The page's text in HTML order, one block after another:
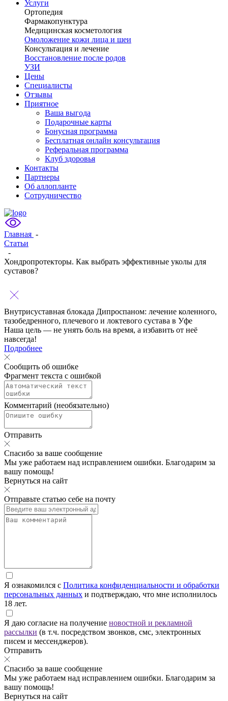
Услуги
Ортопедия
Фармакопунктура
Медицинская косметология
Омоложение кожи лица и шеи
Консультация и лечение
Восстановление после родов
УЗИ
Цены
Специалисты
Отзывы
Приятное
Ваша выгода
Подарочные карты
Бонусная программа
Бесплатная онлайн консультация
Реферальная программа
Клуб здоровья
Контакты
Партнеры
Об аллопланте
Сотрудничество
Главная -
Статьи
-
Хондропротекторы. Как выбрать эффективные уколы для
суставов?
Внутрисуставная блокада Дипроспаном: лечение коленного,
тазобедренного, плечевого и локтевого сустава в Уфе
Наша цель — не унять боль на время, а избавить от неё
навсегда!
Подробнее
Сообщить об ошибке
Фрагмент текста с ошибкой
Комментарий (необязательно)
Отправить
Спасибо за ваше сообщение
Мы уже работаем над исправлением ошибки. Благодарим за
вашу помощь!
Вернуться на сайт
Отправьте статью себе на почту
Я ознакомился с Политика конфиденциальности и обработки
персональных данных и подтверждаю, что мне исполнилось
18 лет.
Я даю согласие на получение новостной и рекламной
рассылки (в т.ч. посредством звонков, смс, электронных
писем и мессенджеров).
Отправить
Спасибо за ваше сообщение
Мы уже работаем над исправлением ошибки. Благодарим за
вашу помощь!
Вернуться на сайт